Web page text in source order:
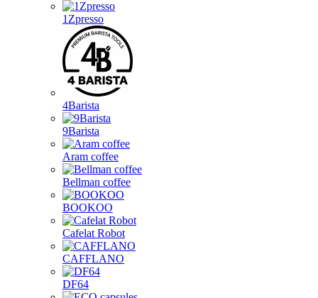
1Zpresso
4Barista
9Barista
Aram coffee
Bellman coffee
BOOKOO
Cafelat Robot
CAFFLANO
DF64